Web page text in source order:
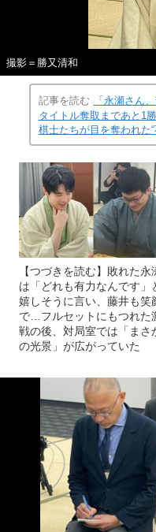
撮影＝勝又清和
記事を読む
「永瀬さん
タイトル奪取まであと1
棋士たちが目を奪われた
【つづきを読む】敗れた永
は「どれも有力なんです」
嬉しそうに言い、藤井も笑
で…フルセットにもつれた
戦の後、対局室では「まさ
の光景」が広がっていた